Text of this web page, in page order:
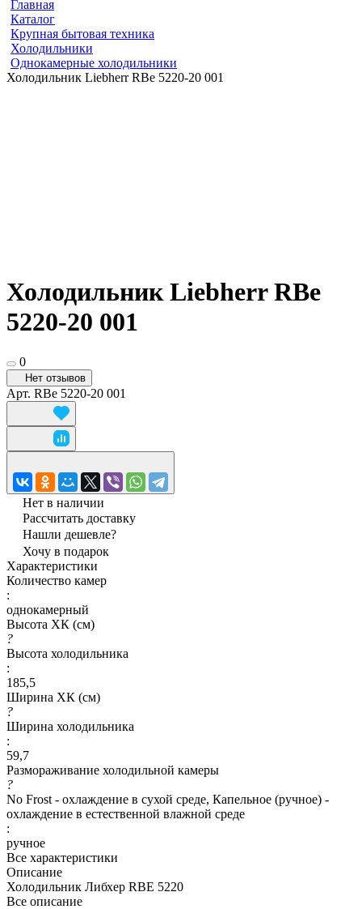
Главная
Каталог
Крупная бытовая техника
Холодильники
Однокамерные холодильники
Холодильник Liebherr RBe 5220-20 001
Холодильник Liebherr RBe
5220-20 001
0
Нет отзывов
Арт. RBe 5220-20 001
Нет в наличии
Рассчитать доставку
Нашли дешевле?
Хочу в подарок
Характеристики
Количество камер
:
однокамерный
Высота ХК (см)
?
Высота холодильника
:
185,5
Ширина ХК (см)
?
Ширина холодильника
:
59,7
Размораживание холодильной камеры
?
No Frost - охлаждение в сухой среде, Капельное (ручное) -
охлаждение в естественной влажной среде
:
ручное
Все характеристики
Описание
Холодильник Либхер RBE 5220
Все описание